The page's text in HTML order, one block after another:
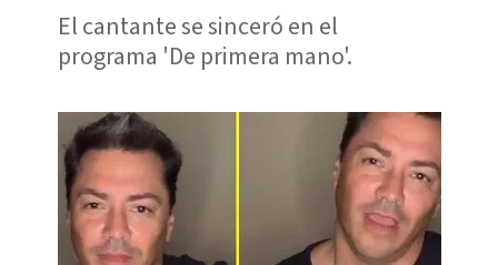
El cantante se sinceró en el
programa 'De primera mano'.